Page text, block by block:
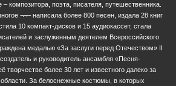
– композитора, поэта, писателя, путешественника.
¬¬– написала более 800 песен, издала 28 книг
10 компакт-дисков и 15 аудиокассет, стала
и заслуженным деятелем Всероссийского
медалью «За заслуги перед Отечеством» II
и руководитель ансамбля «Песня-
творчестве более 30 лет и известного далеко за
За белоснежные костюмы, в которых